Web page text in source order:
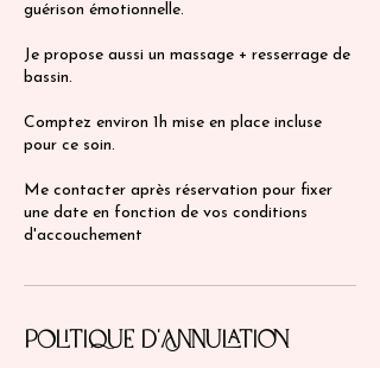
guérison émotionnelle​.
Je propose aussi un massage + resserrage de
bassin.
Comptez environ 1h mise en place incluse
pour ce soin.
Me contacter après réservation pour fixer
une date en fonction de vos conditions
d'accouchement
Politique d'annulation